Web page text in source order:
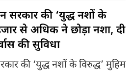
सरकार की ‘युद्ध नशों के
से अधिक ने छोड़ा नशा, दी
की सुविधा
की ‘युद्ध नशों के विरुद्ध’ मुहिम